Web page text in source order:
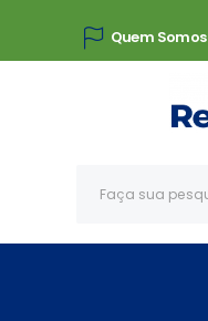
Quem Somos